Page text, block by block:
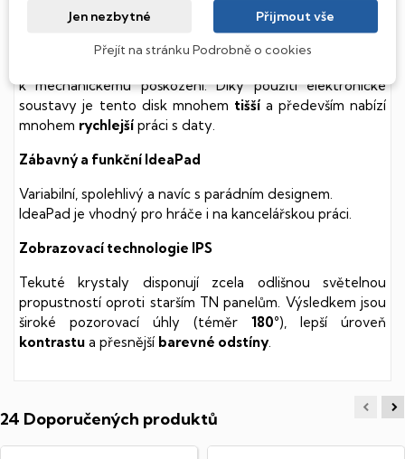
Tento notebook je vybavenSSD(Solid State Drive)
diskem, který na rozdíl od starších magnetických HDD
(Hard Disk Drive) disků nedisponuje žádnými pohyblivými
k mechanickému poškození. Díky použití elektronické
soustavy je tento disk mnohem tišší a především nabízí
mnohem rychlejší práci s daty.
Zábavný a funkční IdeaPad
Variabilní, spolehlivý a navíc s parádním designem.
IdeaPad je vhodný pro hráče i na kancelářskou práci.
Zobrazovací technologie IPS
Tekuté krystaly disponují zcela odlišnou světelnou
propustností oproti starším TN panelům. Výsledkem jsou
široké pozorovací úhly (téměr 180°), lepší úroveň
kontrastu a přesnější barevné odstíny
24 Doporučených produktů
Jen nezbytné Přijmout vše
Přejít na stránku Podrobně o cookies